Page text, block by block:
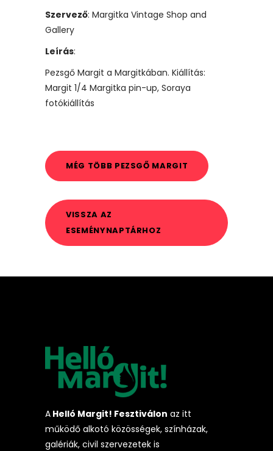
Szervező: Margitka Vintage Shop and
Gallery
Leírás:
Pezsgő Margit a Margitkában. Kiállítás:
Margit 1/4 Margitka pin-up, Soraya
fotókiállítás
MÉG TÖBB PEZSGŐ MARGIT
VISSZA AZ
ESEMÉNYNAPTÁRHOZ
A Helló Margit! Fesztiválon az itt
működő alkotó közösségek, színházak,
galériák, civil szervezetek is